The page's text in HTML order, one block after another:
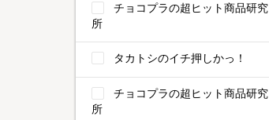
チョコプラの超ヒット商品研究
所
タカトシのイチ押しかっ！
チョコプラの超ヒット商品研究
所